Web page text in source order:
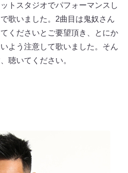
トスタジオでパフォーマンスし
歌いました。2曲目は鬼奴さん
くださいとご要望頂き、とにか
よう注意して歌いました。そん
聴いてください。